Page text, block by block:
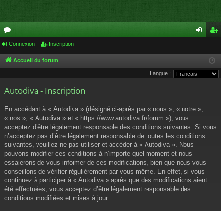
or
u
s
cri
pti
Connexion Inscription
Accueil du forum
Langue :
Autodiva - Inscription
En accédant à « Autodiva » (désigné ci-après par « nous », « notre »,
« nos », « Autodiva » et « https://www.autodiva.fr/forum »), vous
acceptez d’être légalement responsable des conditions suivantes. Si vous
n’acceptez pas d’être légalement responsable de toutes les conditions
suivantes, veuillez ne pas utiliser et accéder à « Autodiva ». Nous
pouvons modifier ces conditions à n’importe quel moment et nous
essaierons de vous informer de ces modifications, bien que nous vous
conseillons de vérifier régulièrement par vous-même. En effet, si vous
continuez à participer à « Autodiva » après que des modifications aient
été effectuées, vous acceptez d’être légalement responsable des
conditions modifiées et mises à jour.